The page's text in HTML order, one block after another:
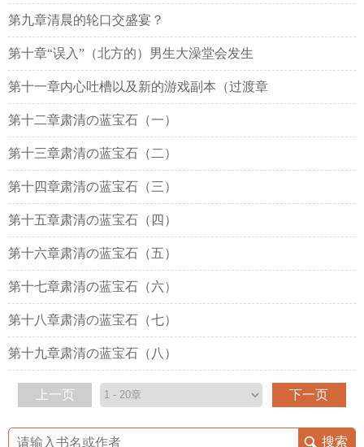
第九章清晨的轮口交盛宴？
第十章“误入”（北方的）男生大澡堂会发生
第十一章内心吐槽以及新的游戏副本（过渡章
第十二章肃清の蓝宝石（一）
第十三章肃清の蓝宝石（二）
第十四章肃清の蓝宝石（三）
第十五章肃清の蓝宝石（四）
第十六章肃清の蓝宝石（五）
第十七章肃清の蓝宝石（六）
第十八章肃清の蓝宝石（七）
第十九章肃清の蓝宝石（八）
上一页 下一页